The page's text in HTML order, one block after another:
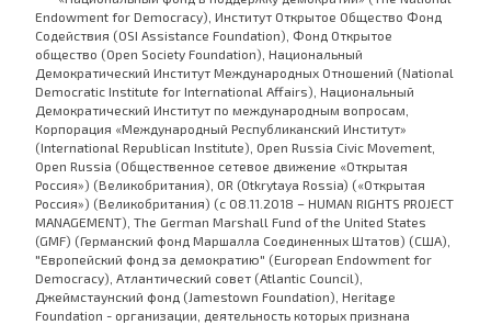
Endowment for Democracy), Институт Открытое Общество Фонд
Содействия (OSI Assistance Foundation), Фонд Открытое
общество (Open Society Foundation), Национальный
Демократический Институт Международных Отношений (National
Democratic Institute for International Affairs), Национальный
Демократический Институт по международным вопросам,
Корпорация «Международный Республиканский Институт»
(International Republican Institute), Open Russia Civic Movement,
Open Russia (Общественное сетевое движение «Открытая
Россия») (Великобритания), OR (Otkrytaya Rossia) («Открытая
Россия») (Великобритания) (с 08.11.2018 – HUMAN RIGHTS PROJECT
MANAGEMENT), The German Marshall Fund of the United States
(GMF) (Германский фонд Маршалла Соединенных Штатов) (США),
"Европейский фонд за демократию" (European Endowment for
Democracy), Атлантический совет (Atlantic Council),
Джеймстаунский фонд (Jamestown Foundation), Heritage
Foundation - организации, деятельность которых признана